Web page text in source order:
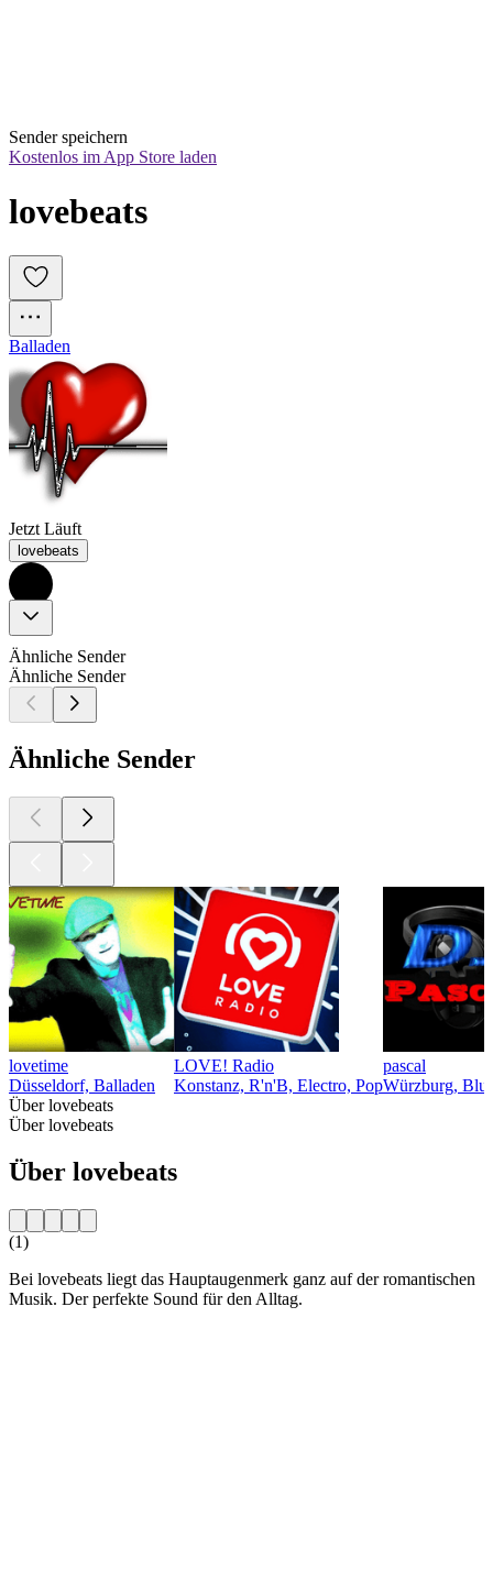
Sender speichern
Kostenlos im App Store laden
lovebeats
Balladen
Jetzt Läuft
lovebeats
Ähnliche Sender
Ähnliche Sender
Ähnliche Sender
lovetime
Düsseldorf, Balladen
LOVE! Radio
Konstanz, R'n'B, Electro, Pop
pascal
Würzburg,
Über lovebeats
Über lovebeats
Über lovebeats
(1)
Bei lovebeats liegt das Hauptaugenmerk ganz auf der romantischen
Musik. Der perfekte Sound für den Alltag.